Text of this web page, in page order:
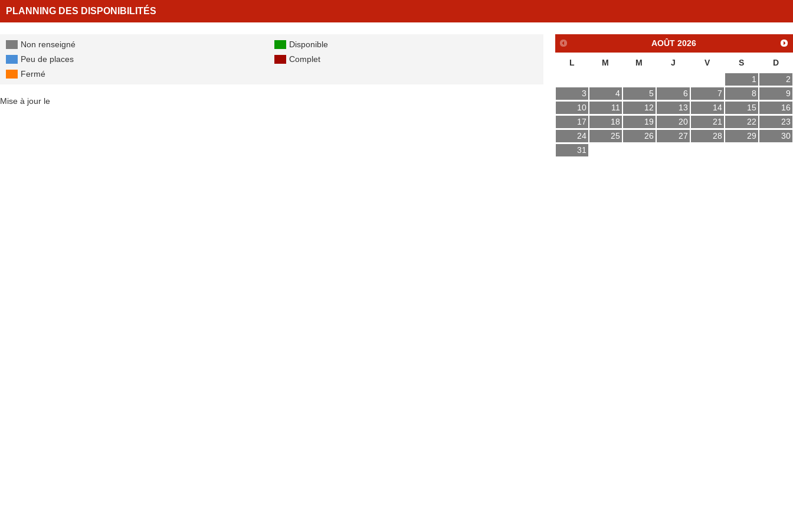
PLANNING DES DISPONIBILITÉS
Non renseigné
Disponible
Peu de places
Complet
Fermé
AOÛT 2026
L M M J V S
D
1
2
3
4 5 6 7 8
9
10
11 12 13 14 15
16
17
18 19 20 21 22
23
24
25 26 27 28 29
30
31
Mise à jour le